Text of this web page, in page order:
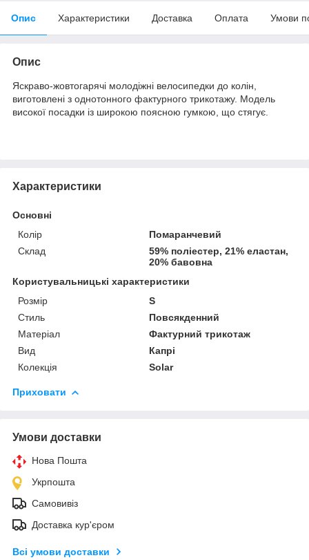
Опис Характеристики Доставка Оплата Умови
Опис
Яскраво-жовтогарячі молодіжні велосипедки до колін,
виготовлені з однотонного фактурного трикотажу. Модель
високої посадки із широкою поясною гумкою, що стягує.
Характеристики
Основні
Колір
Помаранчевий
Склад
59% поліестер, 21% еластан,
20% бавовна
Користувальницькі характеристики
Розмір
S
Стиль
Повсякденний
Матеріал
Фактурний трикотаж
Вид
Капрі
Колекція
Solar
Приховати
Умови доставки
Нова Пошта
Укрпошта
Самовивіз
Доставка кур'єром
Всі умови доставки